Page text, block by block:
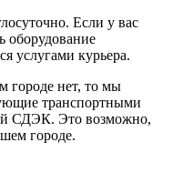
Если у вас
оборудование
услугами курьера.
городе нет, то мы
транспортными
СДЭК. Это возможно,
городе.